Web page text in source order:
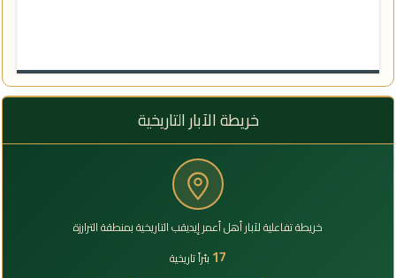
خريطة الآبار التاريخية
خريطة تفاعلية لآبار أهل أعمر إيديقب التاريخية بمنطقة الترارزة
17 بئراً تاريخية